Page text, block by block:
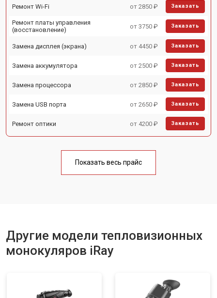
Ремонт Wi-Fi от 2850 ₽ Заказать
Ремонт платы управления
(восстановление)
от 3750 ₽ Заказать
Замена дисплея (экрана) от 4450 ₽ Заказать
Замена аккумулятора от 2500 ₽ Заказать
Замена процессора от 2850 ₽ Заказать
Замена USB порта от 2650 ₽ Заказать
Ремонт оптики от 4200 ₽ Заказать
Показать весь прайс
Другие модели тепловизионных
монокуляров iRay